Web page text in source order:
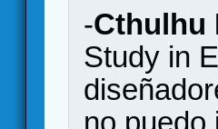
-Cthulhu
Study in
no puedo